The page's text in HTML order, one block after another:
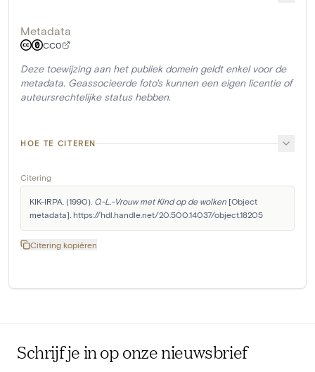
Metadata
CC0
Deze toewijzing aan het publiek domein geldt enkel voor de
metadata. Geassocieerde foto's kunnen een eigen licentie of
auteursrechtelijke status hebben.
HOE TE CITEREN
Citering
KIK-IRPA. (1990). O.-L.-Vrouw met Kind op de wolken [Object
metadata]. https://hdl.handle.net/20.500.14037/object.18205
Citering kopiëren
Schrijf je in op onze nieuwsbrief